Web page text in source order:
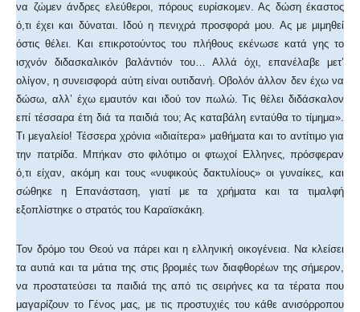
να ζώμεν άνδρες ελεύθεροι, πόρους ευρίσκομεν. Ας δώση έκαστος
ό,τι έχει και δύναται. Ιδού η πενιχρά προσφορά μου. Ας με μιμηθεί
όστις θέλει. Και επικροτούντος του πλήθους εκένωσε κατά γης το
ισχνόν διδασκαλικόν βαλάντιόν του… Αλλά όχι, επανέλαβε μετ’
ολίγον, η συνεισφορά αύτη είναι ουτιδανή. Οβολόν άλλον δεν έχω να
δώσω, αλλ’ έχω εμαυτόν και ιδού τον πωλώ. Τις θέλει διδάσκαλον
επί τέσσαρα έτη διά τα παιδιά του; Ας καταβάλη ενταύθα το τίμημα».
Τι μεγαλείο! Τέσσερα χρόνια «ιδιαίτερα» μαθήματα και το αντίτιμο για
την πατρίδα. Μπήκαν στο φιλότιμο οι φτωχοί Ελληνες, πρόσφεραν
ό,τι είχαν, ακόμη και τους «νυφικούς δακτυλίους» οι γυναίκες, και
σώθηκε η Επανάσταση, γιατί με τα χρήματα και τα τιμαλφή
εξοπλίστηκε ο στρατός του Καραϊσκάκη.
Τον δρόμο του Θεού να πάρει και η ελληνική οικογένεια. Να κλείσει
τα αυτιά και τα μάτια της στις βρομιές των διαφθορέων της σήμερον,
να προστατεύσει τα παιδιά της από τις σειρήνες κα τα τέρατα που
μαγαρίζουν το Γένος μας, με τις προστυχιές του κάθε ανισόρροπου